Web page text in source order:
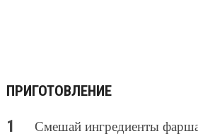
ПРИГОТОВЛЕНИЕ
Смешай ингредиенты